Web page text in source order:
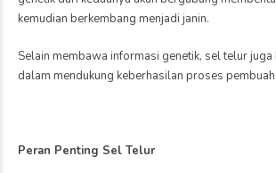
Sindrom Ovarium Polikistik (PCOS)
proses ovulasi. Akibatnya, sel telur tidak
sehingga masa subur menjadi tidak menentu dan
Endometriosis dapat menyebabkan terbentuknya